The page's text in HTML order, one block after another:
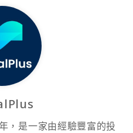
，是一家由經驗豐富的投